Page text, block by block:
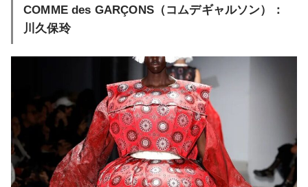
COMME des GARÇONS（コムデギャルソン）：
川久保玲